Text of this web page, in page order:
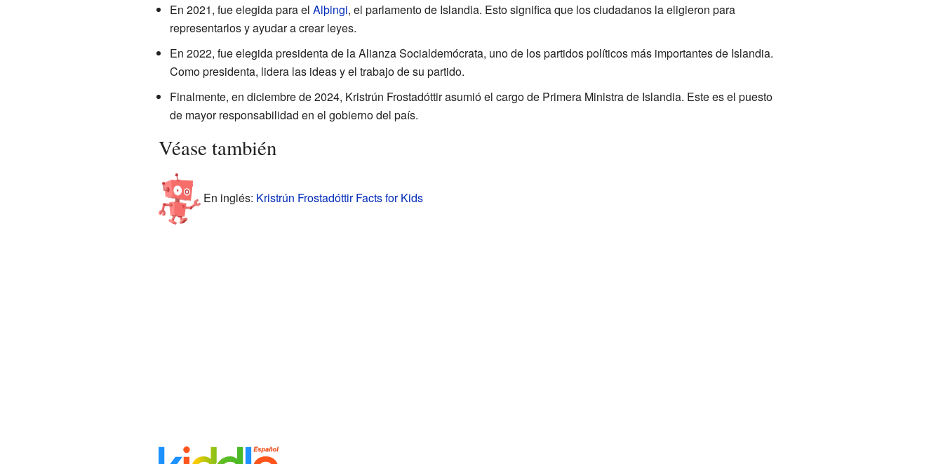
En 2021, fue elegida para el Alþingi, el parlamento de Islandia. Esto significa que los ciudadanos la eligieron para
representarlos y ayudar a crear leyes.
En 2022, fue elegida presidenta de la Alianza Socialdemócrata, uno de los partidos políticos más importantes de Islandia.
Como presidenta, lidera las ideas y el trabajo de su partido.
Finalmente, en diciembre de 2024, Kristrún Frostadóttir asumió el cargo de Primera Ministra de Islandia. Este es el puesto
de mayor responsabilidad en el gobierno del país.
Véase también
En inglés: Kristrún Frostadóttir Facts for Kids